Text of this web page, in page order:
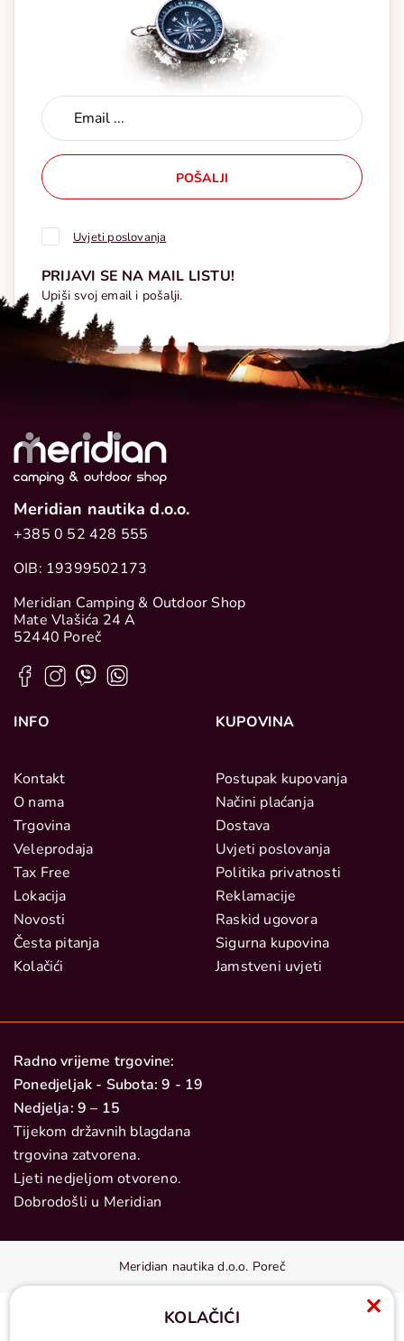
POŠALJI
Uvjeti poslovanja
PRIJAVI SE NA MAIL LISTU!
Upiši svoj email i pošalji.
Meridian nautika d.o.o.
+385 0 52 428 555
OIB: 19399502173
Meridian Camping & Outdoor Shop
Mate Vlašića 24 A
52440 Poreč
INFO
Kontakt
O nama
Trgovina
Veleprodaja
Tax Free
Lokacija
Novosti
Česta pitanja
Kolačići
KUPOVINA
Postupak kupovanja
Načini plaćanja
Dostava
Uvjeti poslovanja
Politika privatnosti
Reklamacije
Raskid ugovora
Sigurna kupovina
Jamstveni uvjeti
Radno vrijeme trgovine:
Ponedjeljak - Subota: 9 - 19
Nedjelja: 9 – 15
Tijekom državnih blagdana
trgovina zatvorena.
Ljeti nedjeljom otvoreno.
Dobrodošli u Meridian
Meridian nautika d.o.o. Poreč
KOLAČIĆI